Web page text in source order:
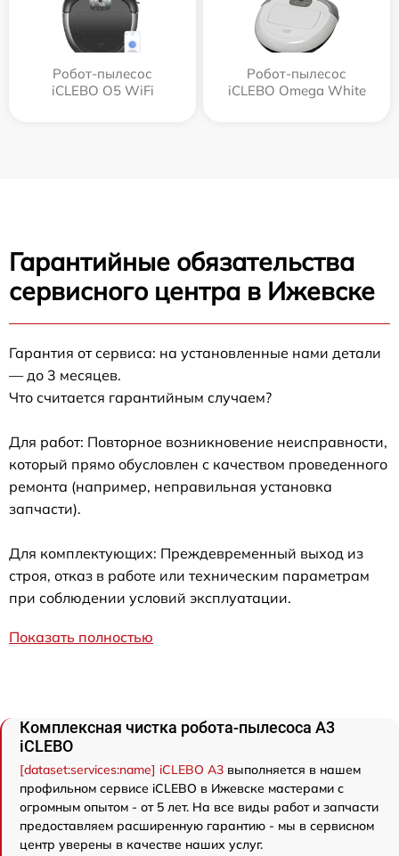
Робот-пылесос
iCLEBO O5 WiFi
Робот-пылесос
iCLEBO Omega White
Гарантийные обязательства
сервисного центра в Ижевске
Гарантия от сервиса: на установленные нами детали
— до 3 месяцев.
Что считается гарантийным случаем?
Для работ: Повторное возникновение неисправности,
который прямо обусловлен с качеством проведенного
ремонта (например, неправильная установка
запчасти).
Для комплектующих: Преждевременный выход из
строя, отказ в работе или техническим параметрам
при соблюдении условий эксплуатации.
Показать полностью
Комплексная чистка робота-пылесоса A3
iCLEBO
[dataset:services:name] iCLEBO A3 выполняется в нашем
профильном сервисе iCLEBO в Ижевске мастерами с
огромным опытом - от 5 лет. На все виды работ и запчасти
предоставляем расширенную гарантию - мы в сервисном
центр уверены в качестве наших услуг.